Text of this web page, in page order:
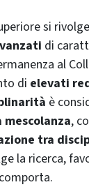
si
di
al
di elevati
è
,
tra
la ricerca,